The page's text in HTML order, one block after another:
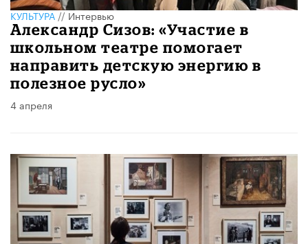
КУЛЬТУРА//Интервью
Александр Сизов: «Участие в
школьном театре помогает
направить детскую энергию в
полезное русло»
4 апреля